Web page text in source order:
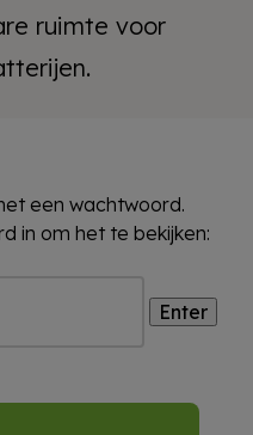
ruimte voor
een wachtwoord.
in om het te bekijken: